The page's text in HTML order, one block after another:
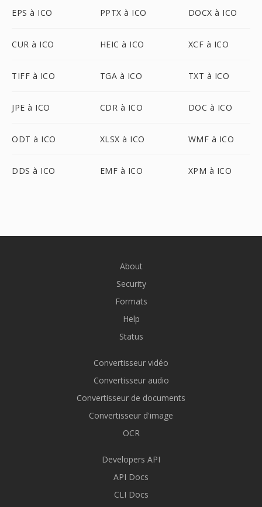
EPS à ICO PPTX à ICO DOCX à ICO
CUR à ICO HEIC à ICO XCF à ICO
TIFF à ICO TGA à ICO TXT à ICO
JPE à ICO CDR à ICO DOC à ICO
ODT à ICO XLSX à ICO WMF à ICO
DDS à ICO EMF à ICO XPM à ICO
About
Security
Formats
Help
Status
Convertisseur vidéo
Convertisseur audio
Convertisseur de documents
Convertisseur d'image
OCR
Developers API
API Docs
CLI Docs